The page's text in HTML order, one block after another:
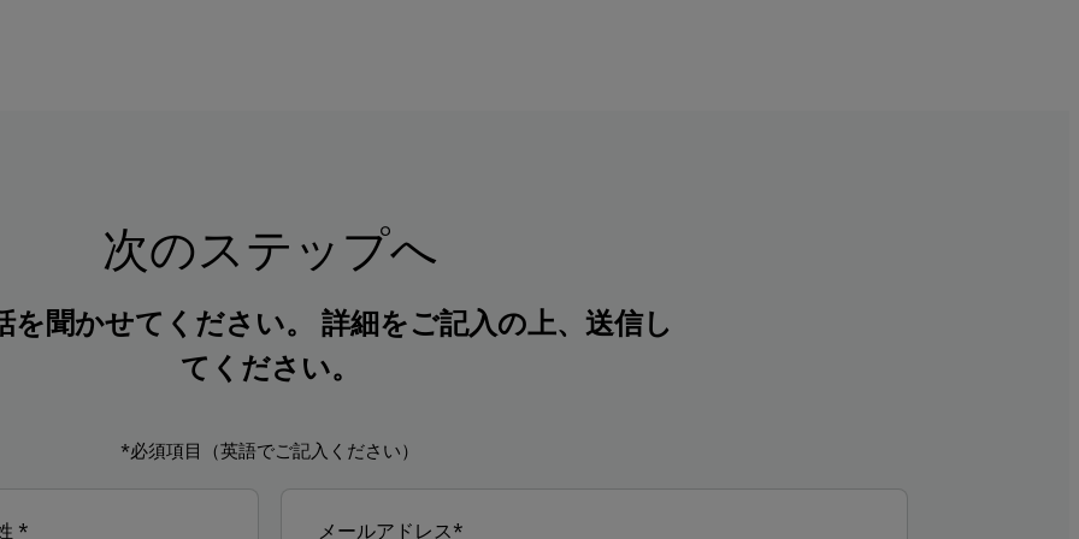
次のステップへ
を聞かせてください。 詳細をご記入の上、送信し
てください。
*必須項目（英語でご記入ください）